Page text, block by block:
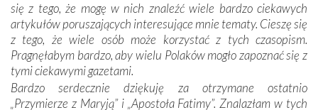
odstępstw, także w życiu władców. Trudne momenty w
wymiarze tak osobistym, jak i zbiorowym, przypominają o
konieczności ciągłego zabiegania o własną duszę i o łaskę
Opatrzności. Wierność przynosi pomyślność –
przynajmniej w życiu duchowym. Odstępstwo owocuje
nieszczęściem i śmiercią. Te uniwersalne prawdy
się z tego, że mogę w nich znaleźć wiele bardzo ciekawych
artykułów poruszających interesujące mnie tematy. Cieszę się
z tego, że wiele osób może korzystać z tych czasopism.
Pragnęłabym bardzo, aby wielu Polaków mogło zapoznać się z
tymi ciekawymi gazetami.
Bardzo serdecznie dziękuję za otrzymane ostatnio
„Przymierze z Maryją” i „Apostoła Fatimy”. Znalazłam w tych